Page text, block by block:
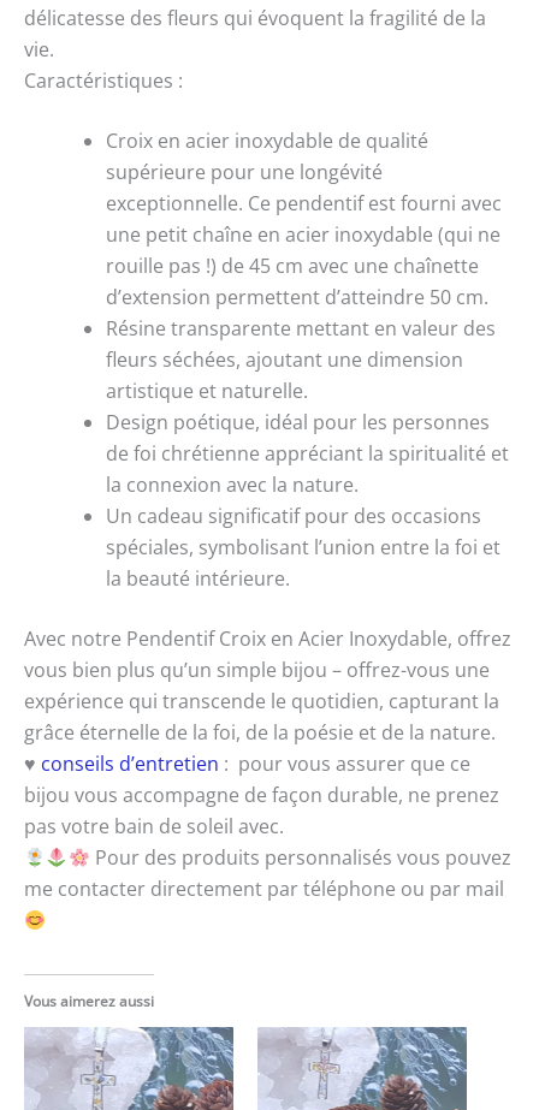
délicatesse des fleurs qui évoquent la fragilité de la
vie.
Caractéristiques :
Croix en acier inoxydable de qualité
supérieure pour une longévité
exceptionnelle. Ce pendentif est fourni avec
une petit chaîne en acier inoxydable (qui ne
rouille pas !) de 45 cm avec une chaînette
d’extension permettent d’atteindre 50 cm.
Résine transparente mettant en valeur des
fleurs séchées, ajoutant une dimension
artistique et naturelle.
Design poétique, idéal pour les personnes
de foi chrétienne appréciant la spiritualité et
la connexion avec la nature.
Un cadeau significatif pour des occasions
spéciales, symbolisant l’union entre la foi et
la beauté intérieure.
Avec notre Pendentif Croix en Acier Inoxydable, offrez
vous bien plus qu’un simple bijou – offrez-vous une
expérience qui transcende le quotidien, capturant la
grâce éternelle de la foi, de la poésie et de la nature.
♥ conseils d’entretien : pour vous assurer que ce
bijou vous accompagne de façon durable, ne prenez
pas votre bain de soleil avec.
Pour des produits personnalisés vous pouvez
me contacter directement par téléphone ou par mail
Vous aimerez aussi